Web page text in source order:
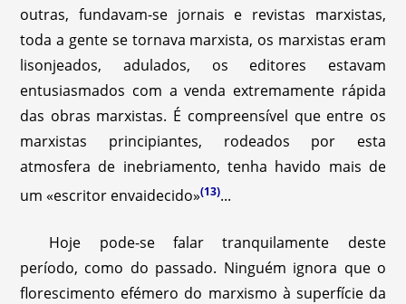
outras, fundavam-se jornais e revistas marxistas,
toda a gente se tornava marxista, os marxistas eram
lisonjeados, adulados, os editores estavam
entusiasmados com a venda extremamente rápida
das obras marxistas. É compreensível que entre os
marxistas principiantes, rodeados por esta
atmosfera de inebriamento, tenha havido mais de
um «escritor envaidecido»(13)...
Hoje pode-se falar tranquilamente deste
período, como do passado. Ninguém ignora que o
florescimento efémero do marxismo à superfície da